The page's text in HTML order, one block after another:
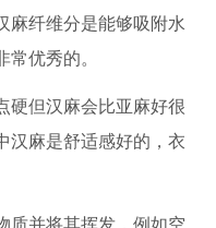
麻纤维分是能够吸附水
优秀的。
硬但汉麻会比亚麻好很
汉麻是舒适感好的，衣